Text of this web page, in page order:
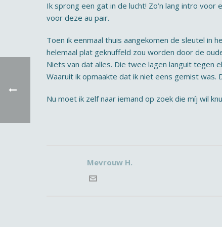
Ik sprong een gat in de lucht! Zo’n lang intro
voor deze au pair.
Toen ik eenmaal thuis aangekomen de sleutel in
helemaal plat geknuffeld zou worden door de
Niets van dat alles. Die twee lagen languit tegen
Waaruit ik opmaakte dat ik niet eens gemist was.
Nu moet ik zelf naar iemand op zoek die míj wil
Mevrouw H.